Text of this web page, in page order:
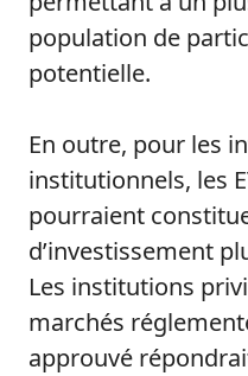
population de
potentielle.
En outre, pour les
institutionnels, les
pourraient
d’investissement
Les institutions
marchés
approuvé